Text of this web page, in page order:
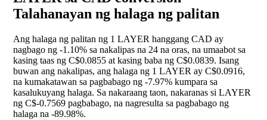
Talahanayan ng halaga ng palitan
Ang halaga ng palitan ng 1 LAYER hanggang CAD ay
nagbago ng -1.10% sa nakalipas na 24 na oras, na umaabot sa
kasing taas ng C$0.0855 at kasing baba ng C$0.0839. Isang
buwan ang nakalipas, ang halaga ng 1 LAYER ay C$0.0916,
na kumakatawan sa pagbabago ng -7.97% kumpara sa
kasalukuyang halaga. Sa nakaraang taon, nakaranas si LAYER
ng C$-0.7569 pagbabago, na nagresulta sa pagbabago ng
halaga na -89.98%.